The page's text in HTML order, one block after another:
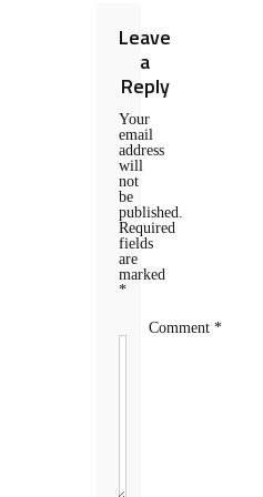
Leave
a
Reply
Your
email
address
will
not
be
published.
Required
fields
are
marked
*
Comment *